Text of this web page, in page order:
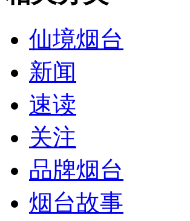
仙境烟台
新闻
速读
关注
品牌烟台
烟台故事